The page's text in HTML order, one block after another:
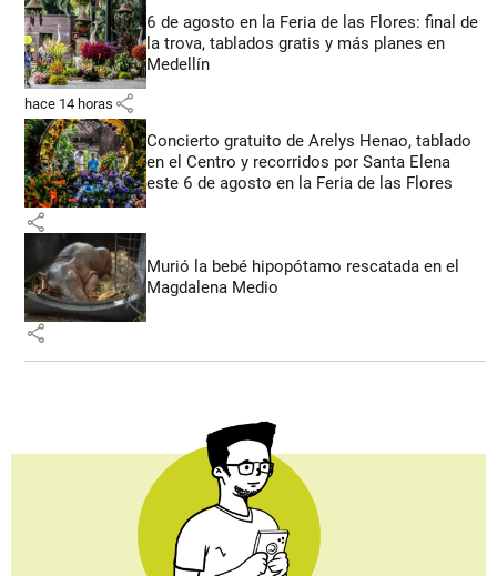
6 de agosto en la Feria de las Flores: final de
la trova, tablados gratis y más planes en
Medellín
hace 14 horas share
Concierto gratuito de Arelys Henao, tablado
en el Centro y recorridos por Santa Elena
este 6 de agosto en la Feria de las Flores
share
Murió la bebé hipopótamo rescatada en el
Magdalena Medio
share